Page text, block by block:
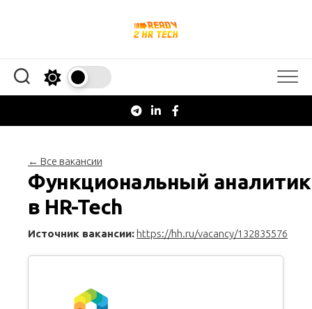
← Все вакансии
Функциональный аналитик
в HR-Tech
Источник вакансии: https://hh.ru/vacancy/132835576